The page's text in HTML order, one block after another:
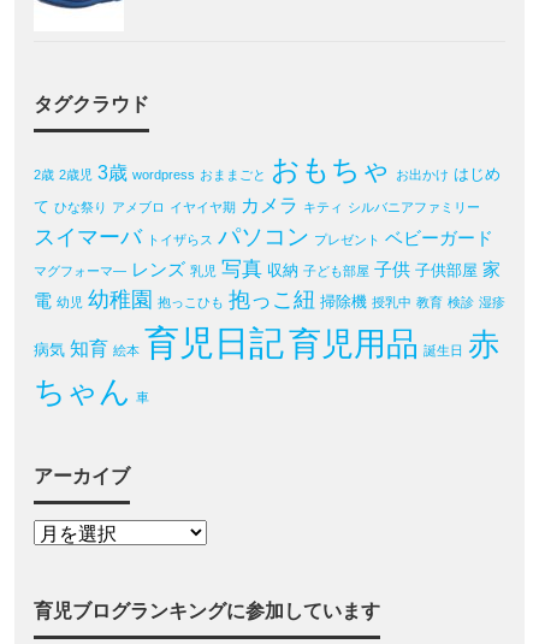
タグクラウド
2歳 2歳児 3歳 wordpress おままごと おもちゃ お出かけ はじめ
て ひな祭り アメブロ イヤイヤ期 カメラ キティ シルバニアファミリー
スイマーバ トイザらス パソコン プレゼント ベビーガード
マグフォーマ― レンズ 乳児 写真 収納 子ども部屋 子供 子供部屋 家
電 幼児 幼稚園 抱っこひも 抱っこ紐 掃除機 授乳中 教育 検診 湿疹
病気 知育 絵本 育児日記育児用品 誕生日 赤
ちゃん 車
アーカイブ
育児ブログランキングに参加しています